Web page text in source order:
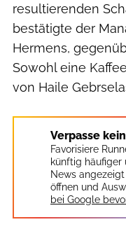
resultierenden
bestätigte der
Hermens,
Sowohl eine
von Haile
Verpasse
Favorisiere
künftig häufiger
News
öffnen und
bei Google